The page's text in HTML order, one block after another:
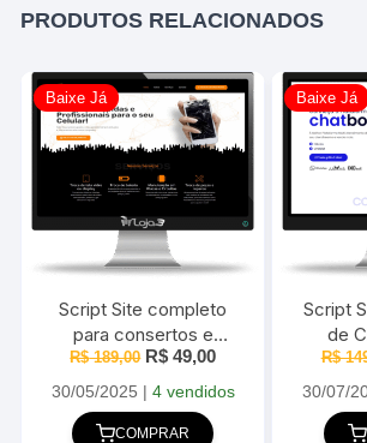
PRODUTOS RELACIONADOS
Baixe Já
Script Site completo
para consertos e
assistência técnica de
celulares 2025
R$189,00 O
original
era:
R$ 189,00.
R$ 49,00O
atual
30/05/2025 | 4 vendidos
COMPRAR
Baixe Já
Script
de
R$
30/07/